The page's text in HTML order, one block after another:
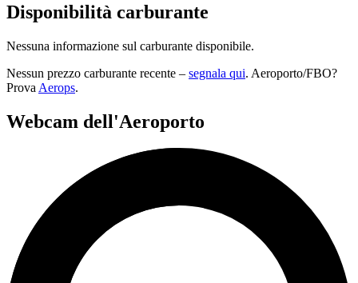
Disponibilità carburante
Nessuna informazione sul carburante disponibile.
Nessun prezzo carburante recente – segnala qui. Aeroporto/FBO?
Prova Aerops.
Webcam dell'Aeroporto